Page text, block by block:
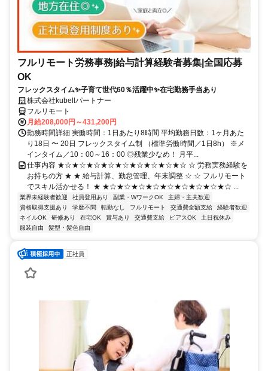
フルリモート労務事務|給与計算経験者募集|全国応募
OK
フレックスタイム✨子育て世代60％活躍中✨在宅勤務手当あり
株式会社kubellパートナー
フルリモート
月給208,000円～431,200円
勤務時間詳細 実働時間：1日あたり8時間 平均勤務日数：1ヶ月あた
り18日 〜 20日 フレックスタイム制 （標準労働時間／1日8h） ※メ
インタイム／10：00～16：00 ◎残業少なめ！ 月平...
仕事内容 ★☆★☆★☆★☆★☆★☆★☆★☆★☆ ☆ 労務実務経験を
お持ちの方 ★ ★ 給与計算、勤怠管理、年末調整 ☆ ☆ フルリモート
でスキル活かせる！ ★ ★☆★☆★☆★☆★☆★☆★☆★☆★☆ ...
業界未経験者歓迎 社員登用あり 副業・WワークOK
主婦・主夫歓迎
資格取得支援あり
学歴不問 転勤なし フルリモート 交通費全額支給
経験者歓迎
ネイルOK
研修あり 在宅OK 賞与あり 交通費支給 ピアスOK
土日祝休み
服装自由
髪型・髪色自由
正社員